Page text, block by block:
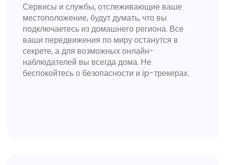
Сервисы и службы, отслеживающие ваше
местоположение, будут думать, что вы
подключаетесь из домашнего региона. Все
ваши передвижения по миру останутся в
секрете, а для возможных онлайн-
наблюдателей вы всегда дома. Не
беспокойтесь о безопасности и ip-трекерах.